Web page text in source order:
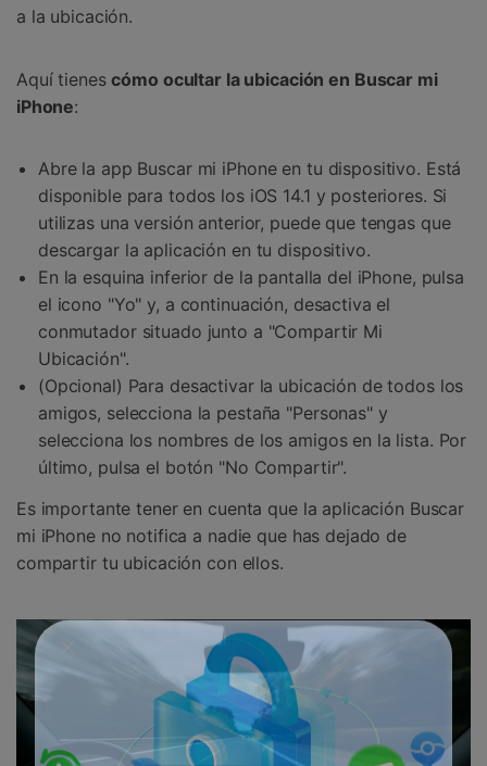
a la ubicación.
Aquí tienescómo ocultar la ubicación en Buscar mi
iPhone:
Abre la app Buscar mi iPhone en tu dispositivo. Está
disponible para todos los iOS 14.1 y posteriores. Si
utilizas una versión anterior, puede que tengas que
descargar la aplicación en tu dispositivo.
En la esquina inferior de la pantalla del iPhone, pulsa
el icono "Yo" y, a continuación, desactiva el
conmutador situado junto a "Compartir Mi
Ubicación".
(Opcional) Para desactivar la ubicación de todos los
amigos, selecciona la pestaña "Personas" y
selecciona los nombres de los amigos en la lista. Por
último, pulsa el botón "No Compartir".
Es importante tener en cuenta que la aplicación Buscar
mi iPhone no notifica a nadie que has dejado de
compartir tu ubicación con ellos.